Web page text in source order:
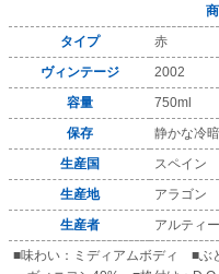
タイプ
赤
ヴィンテージ
2002
容量
750ml
保存
静かな冷
生産国
スペイン
生産地
アラゴン
生産者
アルティ
■味わい：ミディアムボディ ■ぶ